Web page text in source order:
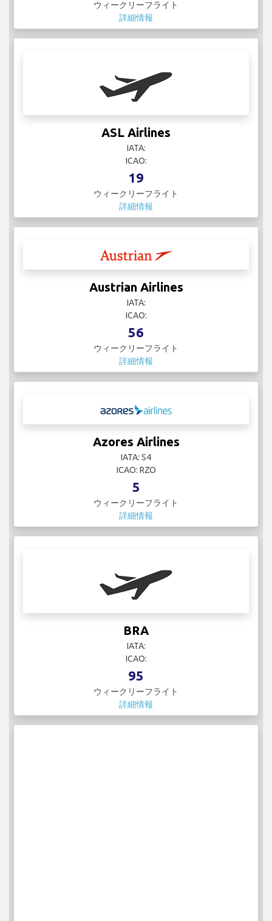
ウィークリーフライト
詳細情報
ASL Airlines
IATA:
ICAO:
19
ウィークリーフライト
詳細情報
Austrian Airlines
IATA:
ICAO:
56
ウィークリーフライト
詳細情報
Azores Airlines
IATA: S4
ICAO: RZO
5
ウィークリーフライト
詳細情報
BRA
IATA:
ICAO:
95
ウィークリーフライト
詳細情報